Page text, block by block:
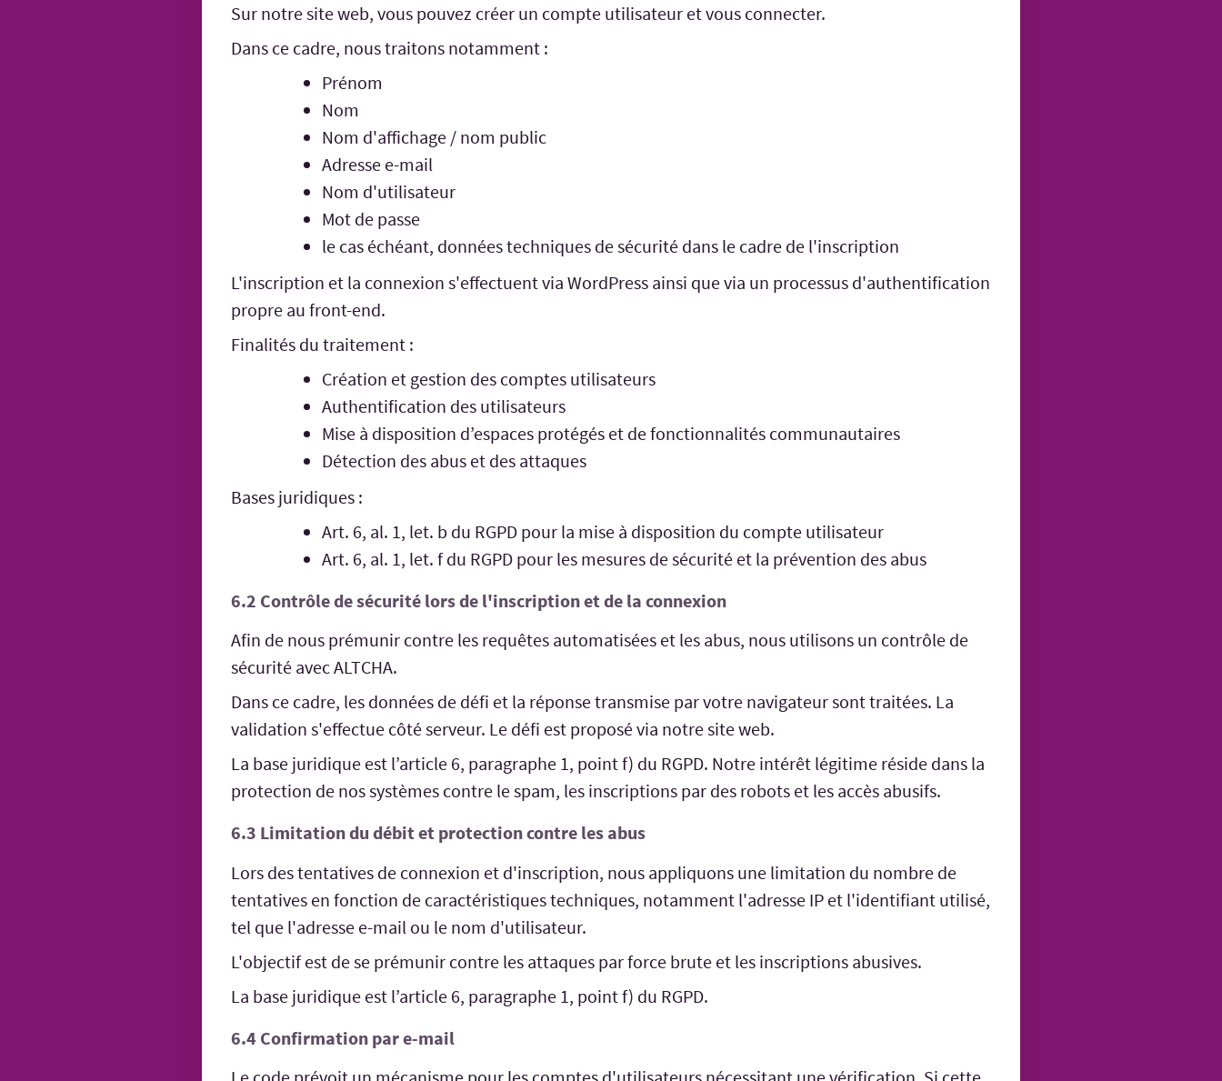
Sur notre site web, vous pouvez créer un compte utilisateur et vous connecter.
Dans ce cadre, nous traitons notamment :
Prénom
Nom
Nom d'affichage / nom public
Adresse e-mail
Nom d'utilisateur
Mot de passe
le cas échéant, données techniques de sécurité dans le cadre de l'inscription
L'inscription et la connexion s'effectuent via WordPress ainsi que via un processus d'authentification
propre au front-end.
Finalités du traitement :
Création et gestion des comptes utilisateurs
Authentification des utilisateurs
Mise à disposition d’espaces protégés et de fonctionnalités communautaires
Détection des abus et des attaques
Bases juridiques :
Art. 6, al. 1, let. b du RGPD pour la mise à disposition du compte utilisateur
Art. 6, al. 1, let. f du RGPD pour les mesures de sécurité et la prévention des abus
6.2 Contrôle de sécurité lors de l'inscription et de la connexion
Afin de nous prémunir contre les requêtes automatisées et les abus, nous utilisons un contrôle de
sécurité avec ALTCHA.
Dans ce cadre, les données de défi et la réponse transmise par votre navigateur sont traitées. La
validation s'effectue côté serveur. Le défi est proposé via notre site web.
La base juridique est l’article 6, paragraphe 1, point f) du RGPD. Notre intérêt légitime réside dans la
protection de nos systèmes contre le spam, les inscriptions par des robots et les accès abusifs.
6.3 Limitation du débit et protection contre les abus
Lors des tentatives de connexion et d'inscription, nous appliquons une limitation du nombre de
tentatives en fonction de caractéristiques techniques, notamment l'adresse IP et l'identifiant utilisé,
tel que l'adresse e-mail ou le nom d'utilisateur.
L'objectif est de se prémunir contre les attaques par force brute et les inscriptions abusives.
La base juridique est l’article 6, paragraphe 1, point f) du RGPD.
6.4 Confirmation par e-mail